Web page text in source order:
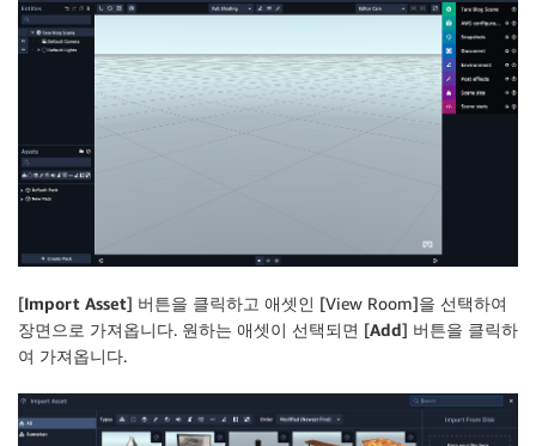
[Import Asset] 버튼을 클릭하고 애셋인 [View Room]을 선택하여
장면으로 가져옵니다. 원하는 애셋이 선택되면 [Add] 버튼을 클릭하
여 가져옵니다.